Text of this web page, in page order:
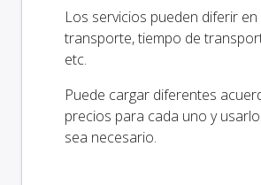
Los servicios pueden diferir
transporte, tiempo de
etc.
Puede cargar diferentes
precios para cada uno y
sea necesario.